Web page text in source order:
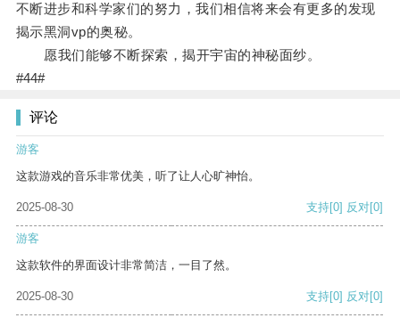
不断进步和科学家们的努力，我们相信将来会有更多的发现
揭示黑洞vp的奥秘。
愿我们能够不断探索，揭开宇宙的神秘面纱。
#44#
评论
游客
这款游戏的音乐非常优美，听了让人心旷神怡。
2025-08-30 支持[0] 反对[0]
游客
这款软件的界面设计非常简洁，一目了然。
2025-08-30 支持[0] 反对[0]